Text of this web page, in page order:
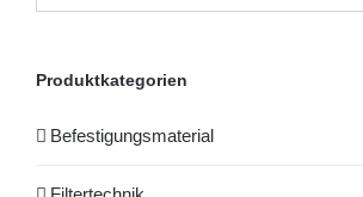
Produktkategorien
Befestigungsmaterial